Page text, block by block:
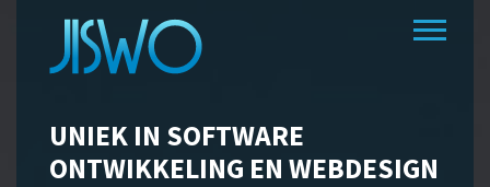
UNIEK IN SOFTWARE
ONTWIKKELING EN WEBDESIGN